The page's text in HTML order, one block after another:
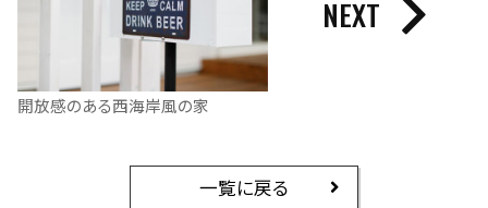
開放感のある西海岸風の家
NEXT
一覧に戻る